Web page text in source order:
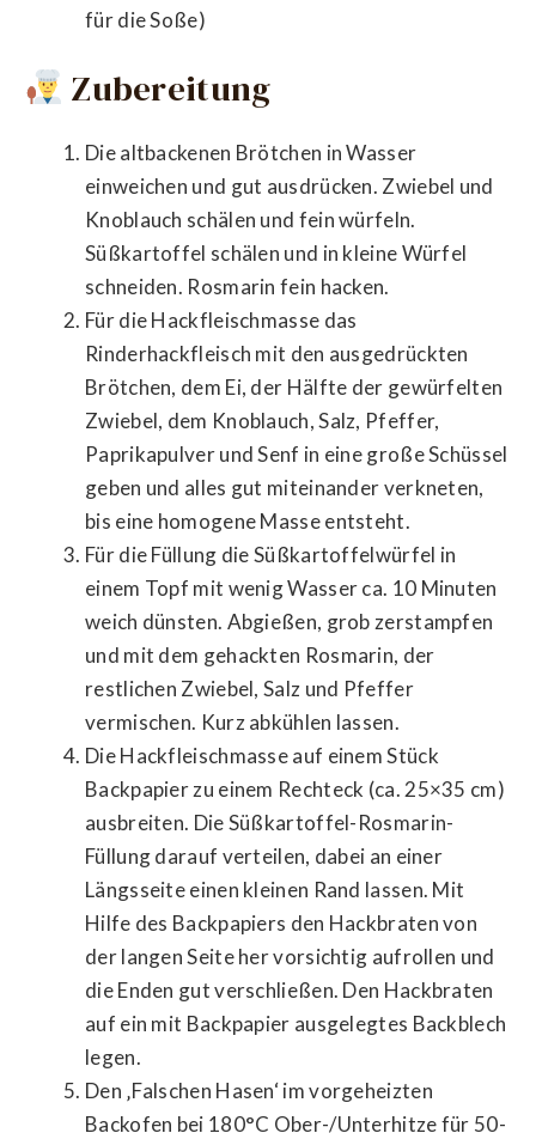
für die Soße)
Zubereitung
Die altbackenen Brötchen in Wasser
einweichen und gut ausdrücken. Zwiebel und
Knoblauch schälen und fein würfeln.
Süßkartoffel schälen und in kleine Würfel
schneiden. Rosmarin fein hacken.
Für die Hackfleischmasse das
Rinderhackfleisch mit den ausgedrückten
Brötchen, dem Ei, der Hälfte der gewürfelten
Zwiebel, dem Knoblauch, Salz, Pfeffer,
Paprikapulver und Senf in eine große Schüssel
geben und alles gut miteinander verkneten,
bis eine homogene Masse entsteht.
Für die Füllung die Süßkartoffelwürfel in
einem Topf mit wenig Wasser ca. 10 Minuten
weich dünsten. Abgießen, grob zerstampfen
und mit dem gehackten Rosmarin, der
restlichen Zwiebel, Salz und Pfeffer
vermischen. Kurz abkühlen lassen.
Die Hackfleischmasse auf einem Stück
Backpapier zu einem Rechteck (ca. 25×35 cm)
ausbreiten. Die Süßkartoffel-Rosmarin-
Füllung darauf verteilen, dabei an einer
Längsseite einen kleinen Rand lassen. Mit
Hilfe des Backpapiers den Hackbraten von
der langen Seite her vorsichtig aufrollen und
die Enden gut verschließen. Den Hackbraten
auf ein mit Backpapier ausgelegtes Backblech
legen.
Den ‚Falschen Hasen‘ im vorgeheizten
Backofen bei 180°C Ober-/Unterhitze für 50-